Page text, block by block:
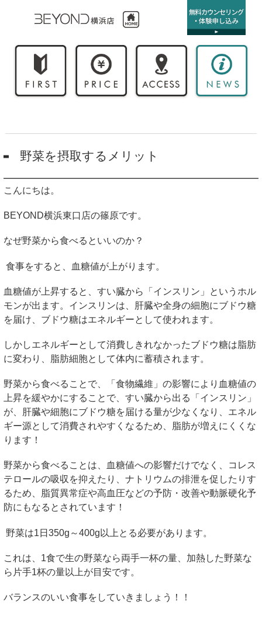
野菜を摂取するメリット
こんにちは。
BEYOND横浜東口店の篠原です。
なぜ野菜から食べるといいのか？
食事をすると、血糖値が上がります。
血糖値が上昇すると、すい臓から「インスリン」というホル
モンが出ます。インスリンは、肝臓や全身の細胞にブドウ糖
を届け、ブドウ糖はエネルギーとして使われます。
しかしエネルギーとして消費しきれなかったブドウ糖は脂肪
に変わり、脂肪細胞として体内に蓄積されます。
野菜から食べることで、「食物繊維」の影響により血糖値の
上昇を緩やかにすることで、すい臓から出る「インスリン」
が、肝臓や細胞にブドウ糖を届ける量が少なくなり、エネル
ギー源として消費されやすくなるため、脂肪が増えにくくな
ります！
野菜から食べることは、血糖値への影響だけでなく、コレス
テロールの吸収を抑えたり、ナトリウムの排泄を促したりす
るため、脂質異常症や高血圧などの予防・改善や動脈硬化予
防にもなるとされています！
野菜は1日350g～400g以上とる必要があります。
これは、1食で生の野菜なら両手一杯の量、加熱した野菜な
ら片手1杯の量以上が目安です。
バランスのいい食事をしていきましょう！！